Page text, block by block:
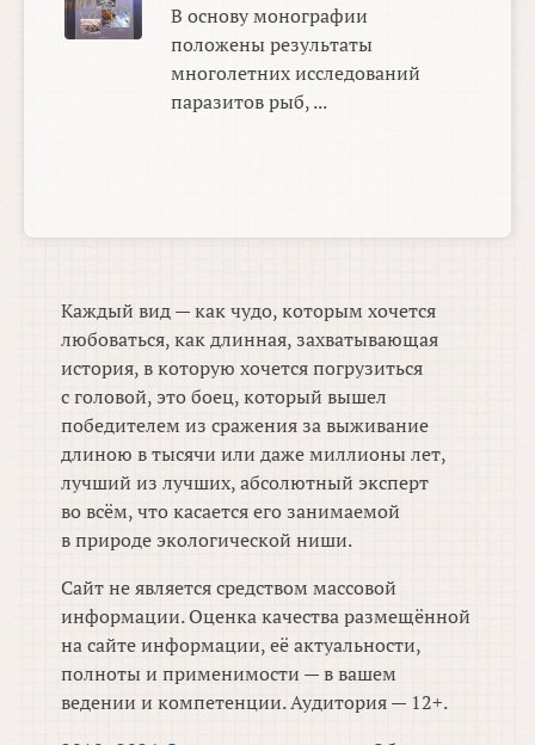
В основу монографии
положены результаты
многолетних исследований
паразитов рыб, ...
Каждый вид — как чудо, которым хочется
любоваться, как длинная, захватывающая
история, в которую хочется погрузиться
с головой, это боец, который вышел
победителем из сражения за выживание
длиною в тысячи или даже миллионы лет,
лучший из лучших, абсолютный эксперт
во всём, что касается его занимаемой
в природе экологической ниши.
Сайт не является средством массовой
информации. Оценка качества размещённой
на сайте информации, её актуальности,
полноты и применимости — в вашем
ведении и компетенции. Аудитория — 12+.